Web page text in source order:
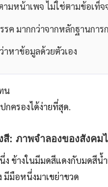
มหน้าเพจ ไม่ใช่ตามข้อเท็จ
ค มากกว่าจากหลักฐานการ
หาข้อมูลด้วยตัวเอง
น
ครองได้ง่ายที่สุด.
: ภาพจำลองของสังคม
ข้างในมีมดสีแดงกับมดสีน้
มีมือหนึ่งมาเขย่าขวด